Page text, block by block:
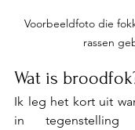
Voorbeeldfoto die
rassen
Wat is
Ik leg het kort uit
in